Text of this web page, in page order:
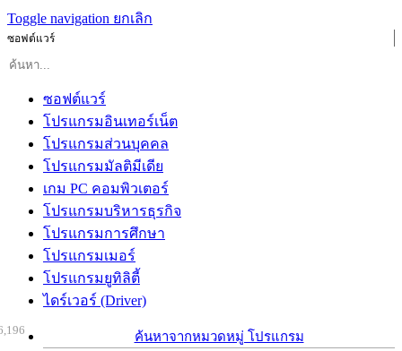
Toggle navigation ยกเลิก
ซอฟต์แวร์
ซอฟต์แวร์
โปรแกรมอินเทอร์เน็ต
โปรแกรมส่วนบุคคล
โปรแกรมมัลติมีเดีย
เกม PC คอมพิวเตอร์
โปรแกรมบริหารธุรกิจ
โปรแกรมการศึกษา
โปรแกรมเมอร์
โปรแกรมยูทิลิตี้
ไดร์เวอร์ (Driver)
ค้นหาจากหมวดหมู่ โปรแกรม